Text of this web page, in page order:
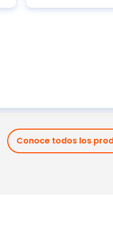
Conoce todos los